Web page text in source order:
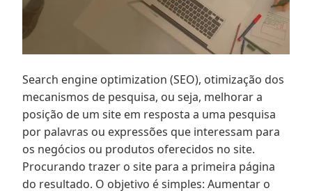
Search engine optimization (SEO), otimização dos
mecanismos de pesquisa, ou seja, melhorar a
posição de um site em resposta a uma pesquisa
por palavras ou expressões que interessam para
os negócios ou produtos oferecidos no site.
Procurando trazer o site para a primeira página
do resultado. O objetivo é simples: Aumentar o